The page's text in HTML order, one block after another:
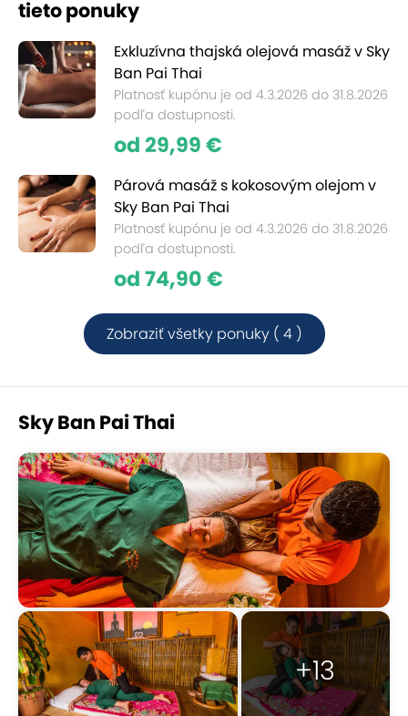
tieto ponuky
Exkluzívna thajská olejová masáž v Sky
Ban Pai Thai
Platnosť kupónu je od 4.3.2026 do 31.8.2026
podľa dostupnosti.
od 29,99 €
Párová masáž s kokosovým olejom v
Sky Ban Pai Thai
Platnosť kupónu je od 4.3.2026 do 31.8.2026
podľa dostupnosti.
od 74,90 €
Zobraziť všetky ponuky ( 4 )
Sky Ban Pai Thai
+13